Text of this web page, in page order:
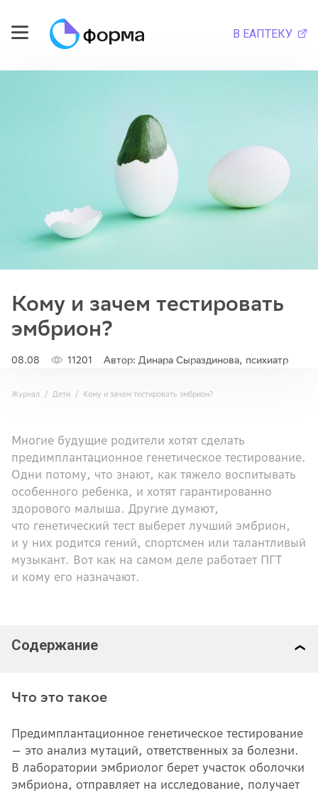
В ЕАПТЕКУ
Кому и зачем тестировать
эмбрион?
08.08 11201 Автор: Динара Сыраздинова, психиатр
Журнал Дети Кому и зачем тестировать эмбрион?
Многие будущие родители хотят сделать
предимплантационное генетическое тестирование.
Одни потому, что знают, как тяжело воспитывать
особенного ребенка, и хотят гарантированно
здорового малыша. Другие думают,
что генетический тест выберет лучший эмбрион,
и у них родится гений, спортсмен или талантливый
музыкант. Вот как на самом деле работает ПГТ
и кому его назначают.
Содержание
Что это такое
Предимплантационное генетическое тестирование
— это анализ мутаций, ответственных за болезни.
В лаборатории эмбриолог берет участок оболочки
эмбриона, отправляет на исследование, получает